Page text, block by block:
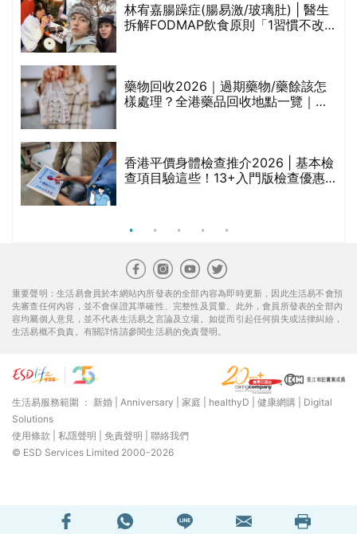
林宥嘉腸躁症(腸易激/玻璃肚) | 醫生
拆解FODMAP飲食原則「1習慣不改
藥物回收2026｜過期藥物/藥餘該怎
樣處理？全港藥品回收地點一覽｜屈
香港平價身體檢查推介2026 | 基本檢
查項目驗這些！13+入門版檢查優惠
重要聲明：生活易會員於本網站內所發表的全部內容為即時更新，因此生活易不會預
先審查任何內容，並不會保證其準確性、完整性及質量。此外，會員所發表的全部內
容均屬個人意見，並不代表生活易之言論及立場。如從而引起任何損失或法律糾紛，
生活易概不負責。有關詳情請參閱生活易的免責聲明。
生活易服務範圍 ： 新婚 Anniversary 家庭 healthyD 健康網購
Digital
Solutions
使用條款
私隱聲明 免責聲明
聯絡我們
© ESD Services Limited 2000-2026